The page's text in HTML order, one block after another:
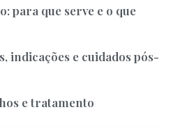
para que serve e o que
indicações e cuidados pós-
e tratamento